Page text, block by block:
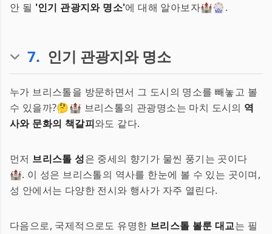
안 될 '인기 관광지와 명소'에 대해 알아보자🏰🎡.
7. 인기 관광지와 명소
누가 브리스톨을 방문하면서 그 도시의 명소를 빼놓고 볼
수 있을까?🤔🏰 브리스톨의 관광명소는 마치 도시의 역
사와 문화의 책갈피와도 같다.
먼저 브리스톨 성은 중세의 향기가 물씬 풍기는 곳이다
🏰. 이 성은 브리스톨의 역사를 한눈에 볼 수 있는 곳이며,
성 안에서는 다양한 전시와 행사가 자주 열린다.
다음으로, 국제적으로도 유명한 브리스톨 볼룬 대교는 필